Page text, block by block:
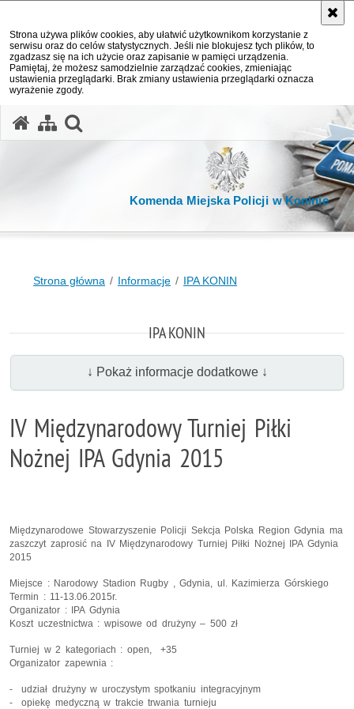
Strona używa plików cookies, aby ułatwić użytkownikom korzystanie z
serwisu oraz do celów statystycznych. Jeśli nie blokujesz tych plików, to
zgadzasz się na ich użycie oraz zapisanie w pamięci urządzenia.
Pamiętaj, że możesz samodzielnie zarządzać cookies, zmieniając
ustawienia przeglądarki. Brak zmiany ustawienia przeglądarki oznacza
wyrażenie zgody.
Komenda Miejska Policji w Koninie
Strona główna Informacje IPA KONIN
IPA KONIN
↓ Pokaż informacje dodatkowe ↓
IV Międzynarodowy Turniej Piłki
Nożnej IPA Gdynia 2015
Międzynarodowe Stowarzyszenie Policji Sekcja Polska Region Gdynia ma
zaszczyt zaprosić na IV Międzynarodowy Turniej Piłki Nożnej IPA Gdynia
2015
Miejsce : Narodowy Stadion Rugby , Gdynia, ul. Kazimierza Górskiego
Termin : 11-13.06.2015r.
Organizator : IPA Gdynia
Koszt uczestnictwa : wpisowe od drużyny – 500 zł
Turniej w 2 kategoriach : open, +35
Organizator zapewnia :
- udział drużyny w uroczystym spotkaniu integracyjnym
- opiekę medyczną w trakcie trwania turnieju